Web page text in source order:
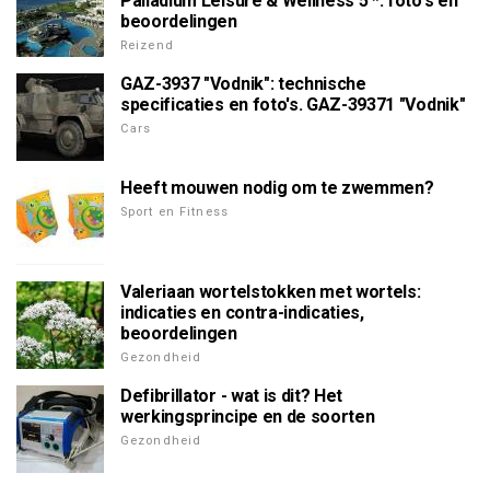
beoordelingen
Reizend
GAZ-3937 "Vodnik": technische
specificaties en foto's. GAZ-39371 "Vodnik"
Cars
Heeft mouwen nodig om te zwemmen?
Sport en Fitness
Valeriaan wortelstokken met wortels:
indicaties en contra-indicaties,
beoordelingen
Gezondheid
Defibrillator - wat is dit? Het
werkingsprincipe en de soorten
Gezondheid